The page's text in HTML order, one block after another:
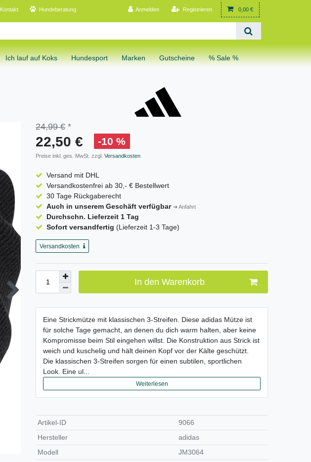
Kontakt Hundeberatung Anmelden Registrieren 0,00 €
Ich lauf auf Koks Hundesport Marken Gutscheine % Sale %
24,99 € *
22,50 € -10 %
Preise inkl. ges. MwSt. zzgl. Versandkosten
Versand mit DHL
Versandkostenfrei ab 30,- € Bestellwert
30 Tage Rückgaberecht
Auch in unserem Geschäft verfügbar ➔ Anfahrt
Durchschn. Lieferzeit 1 Tag
Sofort versandfertig (Lieferzeit 1-3 Tage)
Versandkosten
In den Warenkorb
Eine Strickmütze mit klassischen 3-Streifen. Diese adidas Mütze ist
für solche Tage gemacht, an denen du dich warm halten, aber keine
Kompromisse beim Stil eingehen willst. Die Konstruktion aus Strick ist
weich und kuschelig und hält deinen Kopf vor der Kälte geschützt.
Die klassischen 3-Streifen sorgen für einen subtilen, sportlichen
Look. Eine ul...
Weiterlesen
Artikel-ID
9066
Hersteller
adidas
Modell
JM3064